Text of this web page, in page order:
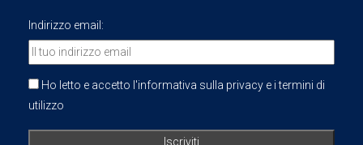
Indirizzo email:
Ho letto e accetto l'informativa sulla privacy e i termini di
utilizzo